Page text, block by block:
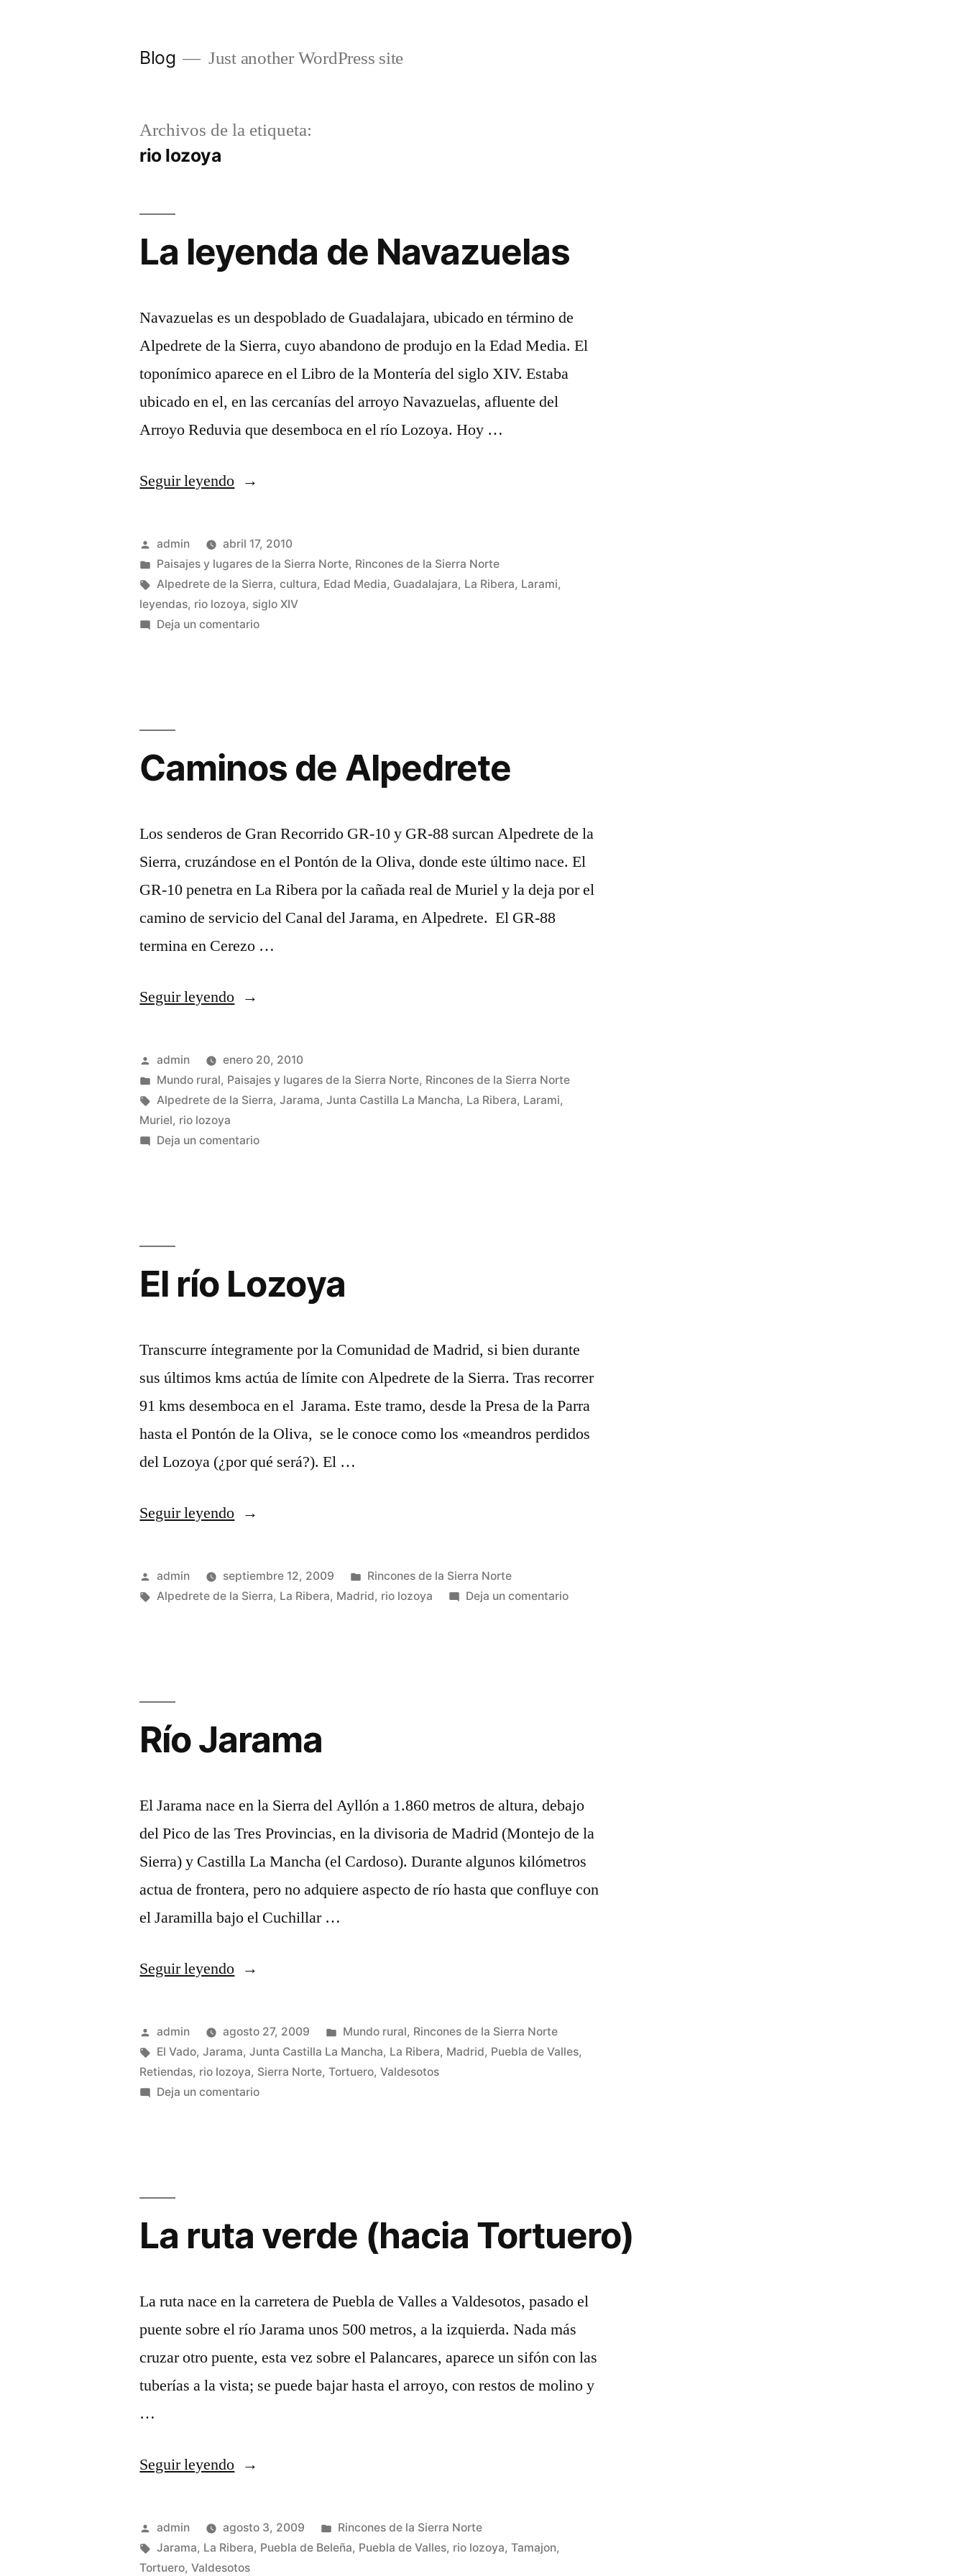
Blog Just another WordPress site
Archivos de la etiqueta:
rio lozoya
La leyenda de Navazuelas
Navazuelas es un despoblado de Guadalajara, ubicado en término de
Alpedrete de la Sierra, cuyo abandono de produjo en la Edad Media. El
toponímico aparece en el Libro de la Montería del siglo XIV. Estaba
ubicado en el, en las cercanías del arroyo Navazuelas, afluente del
Arroyo Reduvia que desemboca en el río Lozoya. Hoy …
Seguir leyendo«La
de
Navazuelas»
Publicado
por
admin
abril 17, 2010
Publicado
en
Paisajes y lugares de la Sierra Norte, Rincones de la Sierra Norte
Etiquetas:
Alpedrete de la Sierra,cultura, Edad Media, Guadalajara, La Ribera, Larami,
leyendas, rio lozoya, siglo XIV
Deja un comentarioen
Caminos de Alpedrete
Los senderos de Gran Recorrido GR-10 y GR-88 surcan Alpedrete de la
Sierra, cruzándose en el Pontón de la Oliva, donde este último nace. El
GR-10 penetra en La Ribera por la cañada real de Muriel y la deja por el
camino de servicio del Canal del Jarama, en Alpedrete. El GR-88
termina en Cerezo …
Seguir leyendo«Caminos
Alpedrete»
Publicado
por
admin
enero 20, 2010
Publicado
en
Mundo rural, Paisajes y lugares de la Sierra Norte, Rincones de la Sierra Norte
Etiquetas:
Alpedrete de la Sierra,Jarama,Junta Castilla La Mancha, La Ribera, Larami,
Muriel, rio lozoya
Deja un comentarioen
El río Lozoya
Transcurre íntegramente por la Comunidad de Madrid, si bien durante
sus últimos kms actúa de límite con Alpedrete de la Sierra. Tras recorrer
91 kms desemboca en el Jarama. Este tramo, desde la Presa de la Parra
hasta el Pontón de la Oliva, se le conoce como los «meandros perdidos
del Lozoya (¿por qué será?). El …
Seguir leyendo«El
Lozoya»
Publicado
por
admin septiembre 12, 2009
Publicado
en
Rincones de la Sierra Norte
Etiquetas:
Alpedrete de la Sierra, La Ribera, Madrid, rio lozoya Deja un comentarioen
Río Jarama
El Jarama nace en la Sierra del Ayllón a 1.860 metros de altura, debajo
del Pico de las Tres Provincias, en la divisoria de Madrid (Montejo de la
Sierra) y Castilla La Mancha (el Cardoso). Durante algunos kilómetros
actua de frontera, pero no adquiere aspecto de río hasta que confluye con
el Jaramilla bajo el Cuchillar …
Seguir leyendo«Río
Publicado
por
admin agosto 27, 2009
Publicado
en
Mundo rural, Rincones de la Sierra Norte
Etiquetas:
El Vado,Jarama,Junta Castilla La Mancha, La Ribera, Madrid, Puebla de Valles,
Retiendas, rio lozoya, Sierra Norte,Tortuero,Valdesotos
Deja un comentarioen
La ruta verde (hacia Tortuero)
La ruta nace en la carretera de Puebla de Valles a Valdesotos, pasado el
puente sobre el río Jarama unos 500 metros, a la izquierda. Nada más
cruzar otro puente, esta vez sobre el Palancares, aparece un sifón con las
tuberías a la vista; se puede bajar hasta el arroyo, con restos de molino y
…
Seguir leyendo«La
verde
(hacia
Publicado
por
admin agosto 3, 2009
Publicado
en
Rincones de la Sierra Norte
Etiquetas:
Jarama, La Ribera, Puebla de Beleña, Puebla de Valles, rio lozoya,Tamajon,
Tortuero,Valdesotos